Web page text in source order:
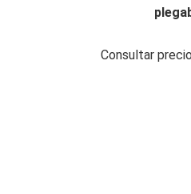
Consultar